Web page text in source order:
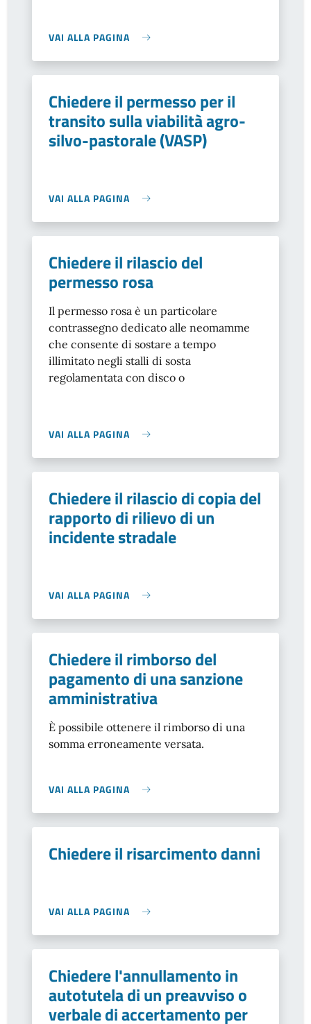
VAI ALLA PAGINA
Chiedere il permesso per il
transito sulla viabilità agro-
silvo-pastorale (VASP)
VAI ALLA PAGINA
Chiedere il rilascio del
permesso rosa
Il permesso rosa è un particolare
contrassegno dedicato alle neomamme
che consente di sostare a tempo
illimitato negli stalli di sosta
regolamentata con disco o
VAI ALLA PAGINA
Chiedere il rilascio di copia del
rapporto di rilievo di un
incidente stradale
VAI ALLA PAGINA
Chiedere il rimborso del
pagamento di una sanzione
amministrativa
È possibile ottenere il rimborso di una
somma erroneamente versata.
VAI ALLA PAGINA
Chiedere il risarcimento danni
VAI ALLA PAGINA
Chiedere l'annullamento in
autotutela di un preavviso o
verbale di accertamento per